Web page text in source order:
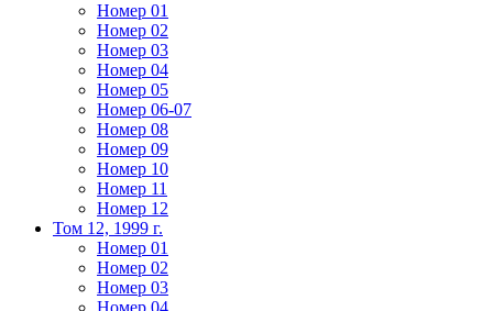
Номер 01
Номер 02
Номер 03
Номер 04
Номер 05
Номер 06-07
Номер 08
Номер 09
Номер 10
Номер 11
Номер 12
Том 12, 1999 г.
Номер 01
Номер 02
Номер 03
Номер 04